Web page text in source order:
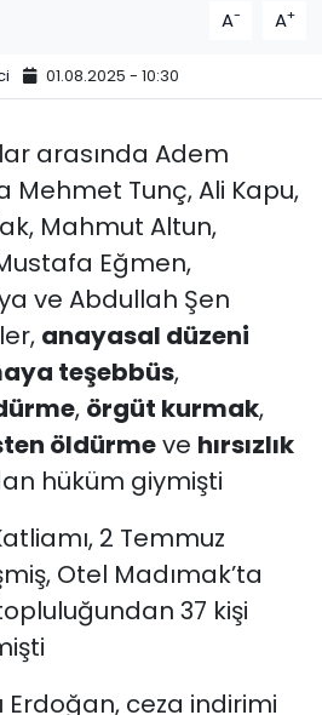
A- A+
01.08.2025 - 10:30
arasında Adem
Mehmet Tunç, Ali Kapu,
Mahmut Altun,
Eğmen,
ve Abdullah Şen
anayasal düzeni
teşebbüs,
, örgüt kurmak,
öldürmeve hırsızlık
hüküm giymişti
2 Temmuz
Otel Madımak’ta
37 kişi
Erdoğan, ceza indirimi